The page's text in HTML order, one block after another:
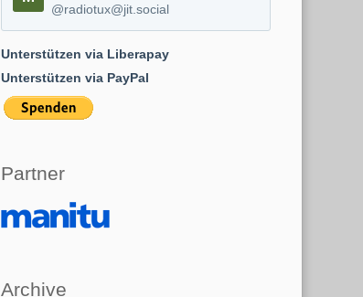
@radiotux@jit.social
Unterstützen via Liberapay
Unterstützen via PayPal
Partner
Archive